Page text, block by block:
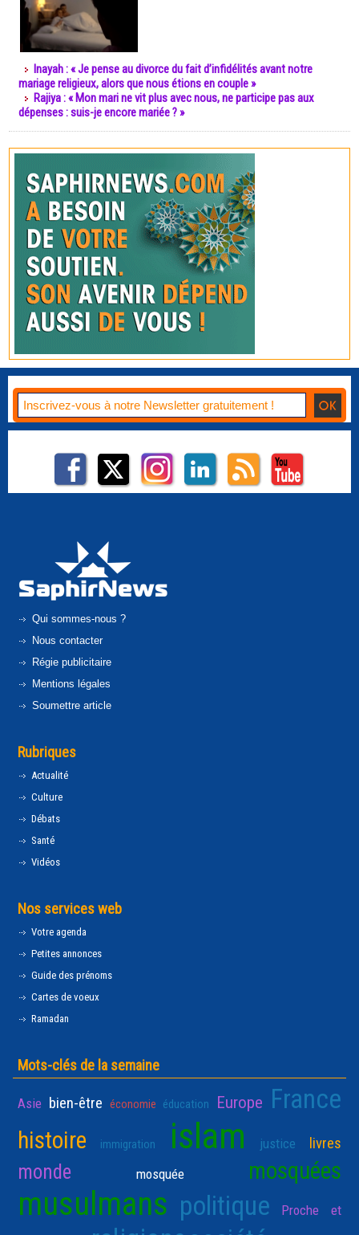
Inayah : « Je pense au divorce du fait d’infidélités avant notre
mariage religieux, alors que nous étions en couple »
Rajiya : « Mon mari ne vit plus avec nous, ne participe pas aux
dépenses : suis-je encore mariée ? »
Qui sommes-nous ?
Nous contacter
Régie publicitaire
Mentions légales
Soumettre article
Rubriques
Actualité
Culture
Débats
Santé
Vidéos
Nos services web
Votre agenda
Petites annonces
Guide des prénoms
Cartes de voeux
Ramadan
Mots-clés de la semaine
Asie bien-être économie éducation Europe France
histoire immigration islam justice livres
monde mosquée mosquées
musulmans politique Proche et